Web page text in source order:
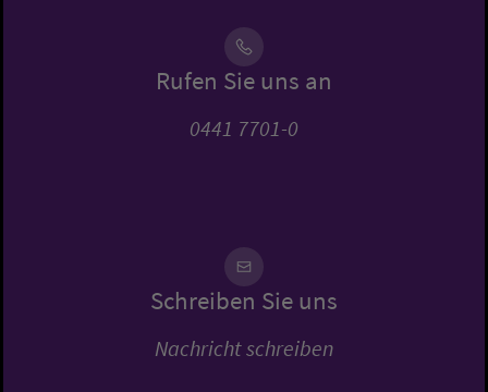
Rufen Sie uns an
0441 7701-0
Schreiben Sie uns
Nachricht schreiben